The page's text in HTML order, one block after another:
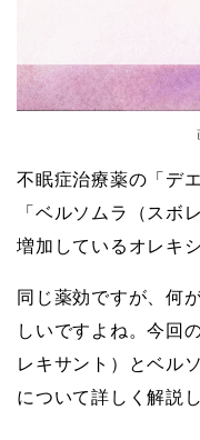
不眠症治療薬の「デ
「ベルソムラ（スボ
増加しているオレキ
同じ薬効ですが、何
しいですよね。今回
レキサント）とベル
について詳しく解説し